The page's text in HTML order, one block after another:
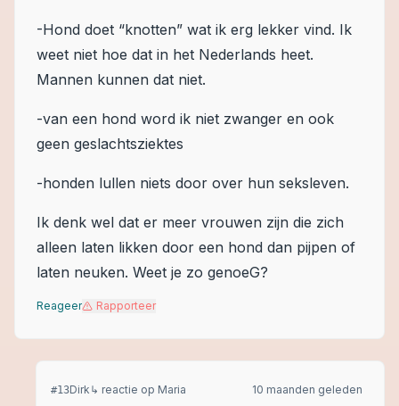
-Hond doet “knotten” wat ik erg lekker vind. Ik
weet niet hoe dat in het Nederlands heet.
Mannen kunnen dat niet.
-van een hond word ik niet zwanger en ook
geen geslachtsziektes
-honden lullen niets door over hun seksleven.
Ik denk wel dat er meer vrouwen zijn die zich
alleen laten likken door een hond dan pijpen of
laten neuken. Weet je zo genoeG?
Reageer Rapporteer
#13Dirk ↳ reactie op Maria 10 maanden geleden